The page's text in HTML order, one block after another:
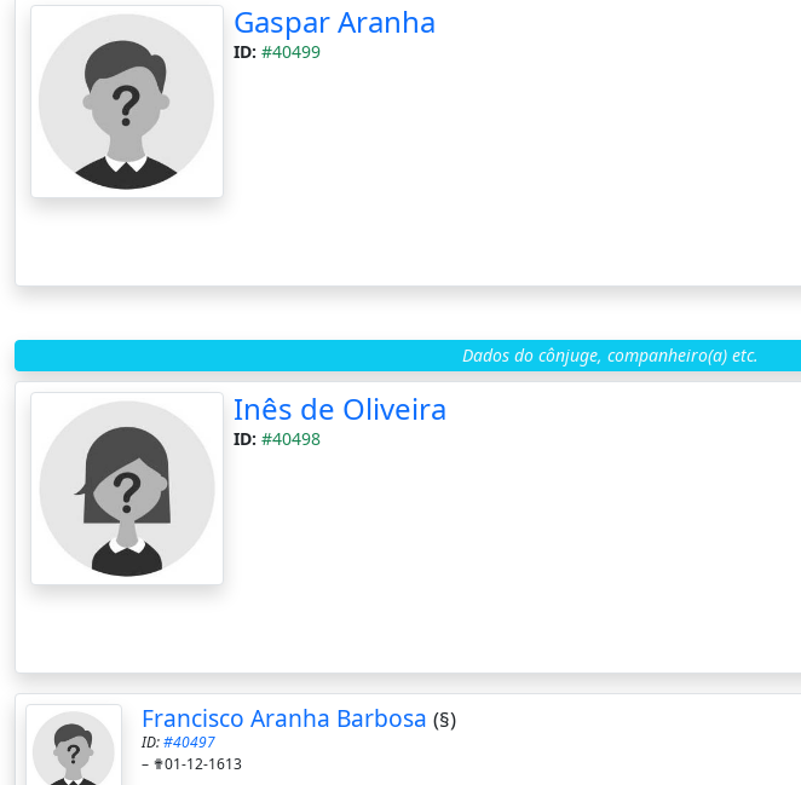
Gaspar Aranha
ID: #40499
Dados do cônjuge, companheiro(a) etc.
Inês de Oliveira
ID: #40498
Francisco Aranha Barbosa (§)
ID:#40497
– ✟01-12-1613